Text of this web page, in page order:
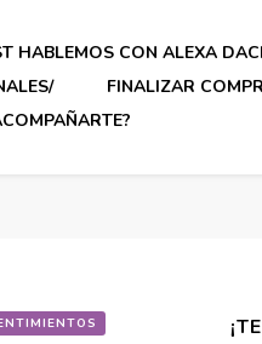
HABLEMOS CON ALEXA
FINALIZAR